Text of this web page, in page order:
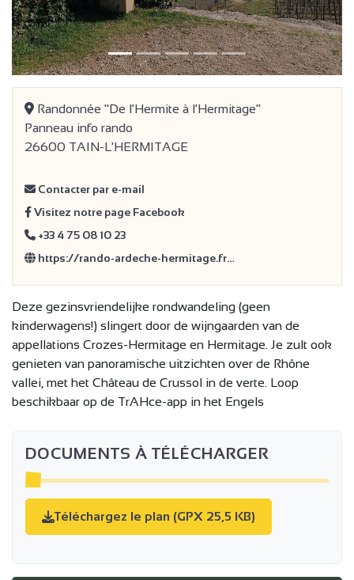
Randonnée "De l'Hermite à l'Hermitage"
Panneau info rando
26600 TAIN-L'HERMITAGE
Contacter par e-mail
Visitez notre page Facebook
+33 4 75 08 10 23
https://rando-ardeche-hermitage.fr…
Deze gezinsvriendelijke rondwandeling (geen
kinderwagens!) slingert door de wijngaarden van de
appellations Crozes-Hermitage en Hermitage. Je zult ook
genieten van panoramische uitzichten over de Rhône
vallei, met het Château de Crussol in de verte. Loop
beschikbaar op de TrAHce-app in het Engels
DOCUMENTS À TÉLÉCHARGER
Téléchargez le plan (GPX 25,5 KB)